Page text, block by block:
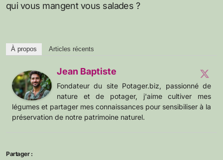
qui vous mangent vous salades ?
À propos Articles récents
Jean Baptiste
Fondateur du site Potager.biz, passionné de
nature et de potager, j'aime cultiver mes
légumes et partager mes connaissances pour sensibiliser à la
préservation de notre patrimoine naturel.
Partager :